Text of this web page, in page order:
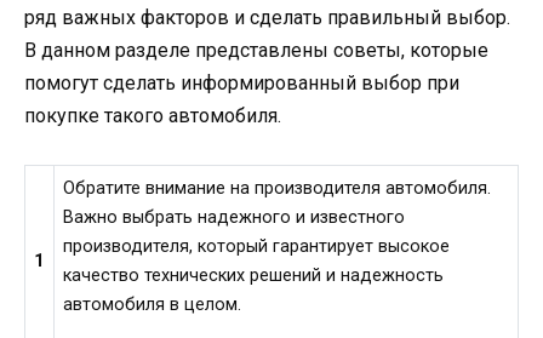
ряд важных факторов и сделать правильный выбор.
В данном разделе представлены советы, которые
помогут сделать информированный выбор при
покупке такого автомобиля.
1
Обратите внимание на производителя автомобиля.
Важно выбрать надежного и известного
производителя, который гарантирует высокое
качество технических решений и надежность
автомобиля в целом.